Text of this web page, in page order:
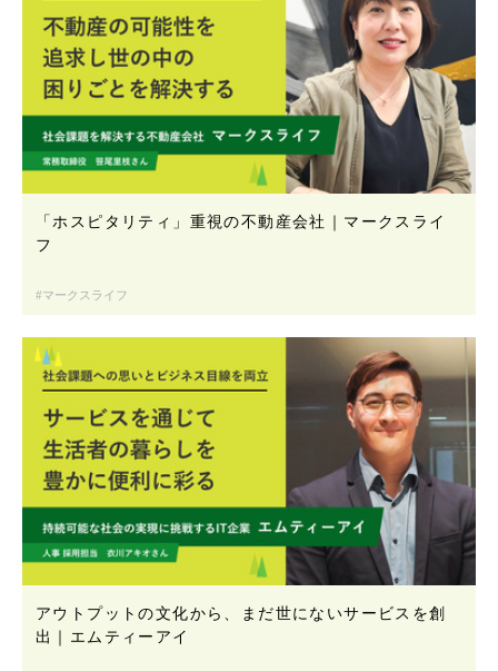
「ホスピタリティ」重視の不動産会社｜マークスライ
フ
マークスライフ
アウトプットの文化から、まだ世にないサービスを創
出｜エムティーアイ